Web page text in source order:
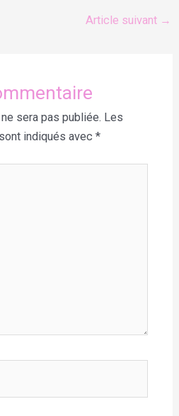
Article suivant →
sera pas publiée. Les
indiqués avec *